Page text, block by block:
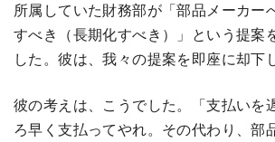
所属していた財務部が「部品メーカー
すべき（長期化すべき）」という提案
した。彼は、我々の提案を即座に却下
彼の考えは、こうでした。「支払いを
ろ早く支払ってやれ。その代わり、部